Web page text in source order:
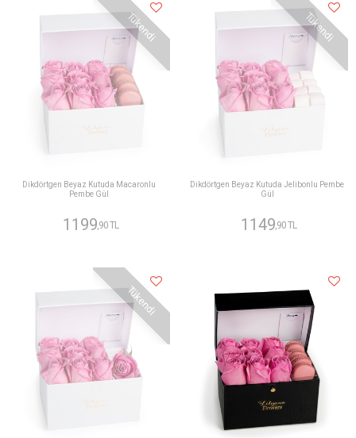
Tükendi
Dikdörtgen Beyaz Kutuda Macaronlu
Pembe Gül
1199 ,90 TL
Tükendi
Dikdörtgen Beyaz Kutuda Jelibonlu Pembe
Gül
1149 ,90 TL
Tükendi